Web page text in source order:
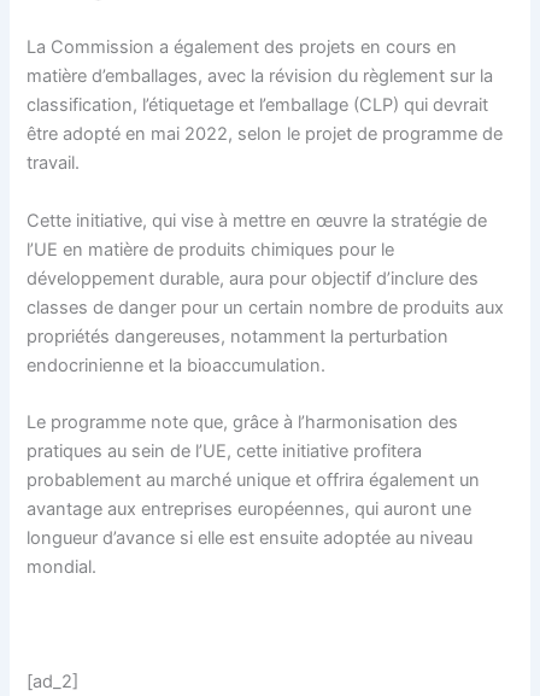
La Commission a également des projets en cours en
matière d’emballages, avec la révision du règlement sur la
classification, l’étiquetage et l’emballage (CLP) qui devrait
être adopté en mai 2022, selon le projet de programme de
travail.
Cette initiative, qui vise à mettre en œuvre la stratégie de
l’UE en matière de produits chimiques pour le
développement durable, aura pour objectif d’inclure des
classes de danger pour un certain nombre de produits aux
propriétés dangereuses, notamment la perturbation
endocrinienne et la bioaccumulation.
Le programme note que, grâce à l’harmonisation des
pratiques au sein de l’UE, cette initiative profitera
probablement au marché unique et offrira également un
avantage aux entreprises européennes, qui auront une
longueur d’avance si elle est ensuite adoptée au niveau
mondial.
[ad_2]